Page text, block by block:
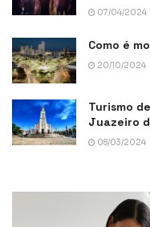
07/04/2024
Como é
20/10/2024
Turismo
Juazeiro
08/03/2024